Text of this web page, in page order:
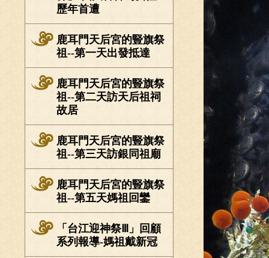
歷年首遭
鹿耳門天后宮的豎旗祭
祖--第一天出發抵達
鹿耳門天后宮的豎旗祭
祖--第二天訪天后祖祠
故居
鹿耳門天后宮的豎旗祭
祖--第三天訪銀同祖廟
鹿耳門天后宮的豎旗祭
祖--第五天媽祖回鑾
「台江迎神祭Ⅲ」回顧
系列報導-媽祖戴新冠